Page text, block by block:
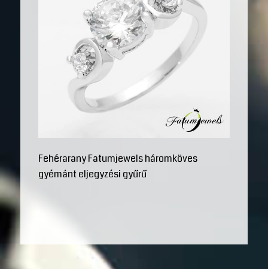
Fehérarany Fatumjewels háromköves
gyémánt eljegyzési gyűrű